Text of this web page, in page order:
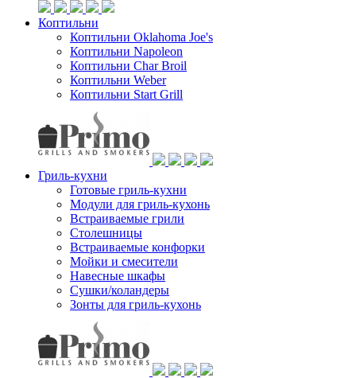
Коптильни
Коптильни Oklahoma Joe's
Коптильни Napoleon
Коптильни Char Broil
Коптильни Weber
Коптильни Start Grill
Гриль-кухни
Готовые гриль-кухни
Модули для гриль-кухонь
Встраиваемые грили
Столешницы
Встраиваемые конфорки
Мойки и смесители
Навесные шкафы
Сушки/коландеры
Зонты для гриль-кухонь